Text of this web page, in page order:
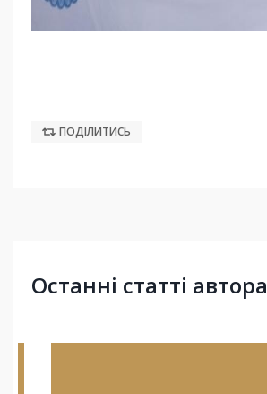
ПОДІЛИТИСЬ
Останні статті автора